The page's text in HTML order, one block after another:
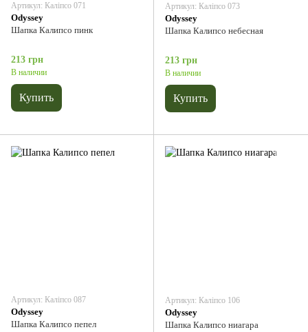
Артикул: Каліпсо 071
Odyssey
Шапка Калипсо пинк
213 грн
В наличии
Купить
Артикул: Каліпсо 073
Odyssey
Шапка Калипсо небесная
213 грн
В наличии
Купить
Артикул: Каліпсо 087
Odyssey
Шапка Калипсо пепел
Артикул: Каліпсо 106
Odyssey
Шапка Калипсо ниагара